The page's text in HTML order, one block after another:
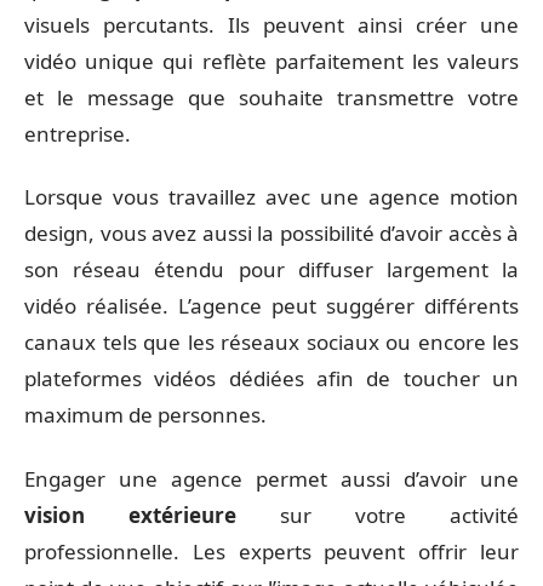
visuels percutants. Ils peuvent ainsi créer une
vidéo unique qui reflète parfaitement les valeurs
et le message que souhaite transmettre votre
entreprise.
Lorsque vous travaillez avec une agence motion
design, vous avez aussi la possibilité d’avoir accès à
son réseau étendu pour diffuser largement la
vidéo réalisée. L’agence peut suggérer différents
canaux tels que les réseaux sociaux ou encore les
plateformes vidéos dédiées afin de toucher un
maximum de personnes.
Engager une agence permet aussi d’avoir une
vision extérieure sur votre activité
professionnelle. Les experts peuvent offrir leur